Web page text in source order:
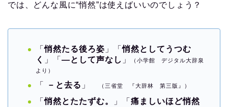
では、どんな風に“悄然”は使えばいいのでしょう？
「悄然たる後ろ姿 」「悄然としてうつむ
く
」「 ―として声なし 」
（小学館 デジタル大辞泉
より）
「 －と去る 」 （三省堂 『大辞林 第三版』）
「悄然とたたずむ。 」「 痛ましいほど悄然